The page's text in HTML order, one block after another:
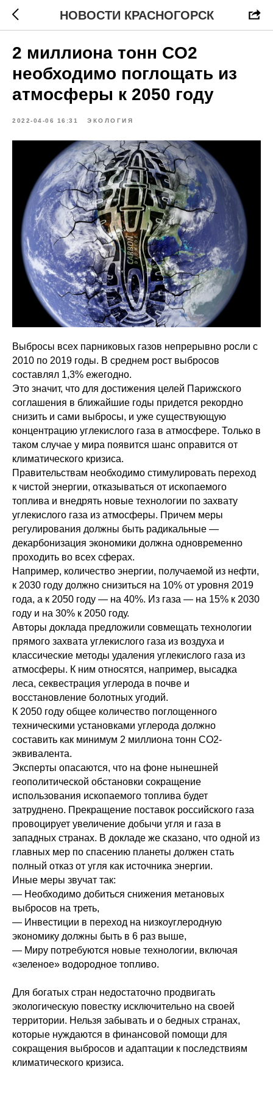
НОВОСТИ КРАСНОГОРСК
2 миллиона тонн CO2
необходимо поглощать из
атмосферы к 2050 году
2022-04-06 16:31 ЭКОЛОГИЯ
Выбросы всех парниковых газов непрерывно росли с
2010 по 2019 годы. В среднем рост выбросов
составлял 1,3% ежегодно.
Это значит, что для достижения целей Парижского
соглашения в ближайшие годы придется рекордно
снизить и сами выбросы, и уже существующую
концентрацию углекислого газа в атмосфере. Только в
таком случае у мира появится шанс оправится от
климатического кризиса.
Правительствам необходимо стимулировать переход
к чистой энергии, отказываться от ископаемого
топлива и внедрять новые технологии по захвату
углекислого газа из атмосферы. Причем меры
регулирования должны быть радикальные —
декарбонизация экономики должна одновременно
проходить во всех сферах.
Например, количество энергии, получаемой из нефти,
к 2030 году должно снизиться на 10% от уровня 2019
года, а к 2050 году — на 40%. Из газа — на 15% к 2030
году и на 30% к 2050 году.
Авторы доклада предложили совмещать технологии
прямого захвата углекислого газа из воздуха и
классические методы удаления углекислого газа из
атмосферы. К ним относятся, например, высадка
леса, секвестрация углерода в почве и
восстановление болотных угодий.
К 2050 году общее количество поглощенного
техническими установками углерода должно
составить как минимум 2 миллиона тонн CO2-
эквивалента.
Эксперты опасаются, что на фоне нынешней
геополитической обстановки сокращение
использования ископаемого топлива будет
затруднено. Прекращение поставок российского газа
провоцирует увеличение добычи угля и газа в
западных странах. В докладе же сказано, что одной из
главных мер по спасению планеты должен стать
полный отказ от угля как источника энергии.
Иные меры звучат так:
— Необходимо добиться снижения метановых
выбросов на треть,
— Инвестиции в переход на низкоуглеродную
экономику должны быть в 6 раз выше,
— Миру потребуются новые технологии, включая
«зеленое» водородное топливо.
Для богатых стран недостаточно продвигать
экологическую повестку исключительно на своей
территории. Нельзя забывать и о бедных странах,
которые нуждаются в финансовой помощи для
сокращения выбросов и адаптации к последствиям
климатического кризиса.